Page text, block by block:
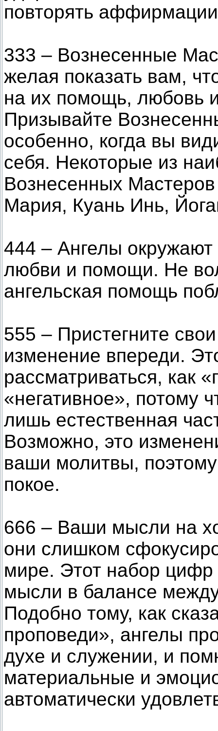
повторять
333 – Вознесенные
желая показать вам,
на их помощь, любовь
Призывайте
особенно, когда вы
себя. Некоторые из
Вознесенных
Мария, Куань Инь,
444 – Ангелы окружают
любви и помощи. Не
ангельская помощь
555 – Пристегните
изменение впереди.
рассматриваться, как
«негативное», потому
лишь естественная
Возможно, это
ваши молитвы,
покое.
666 – Ваши мысли на
они слишком
мире. Этот набор цифр
мысли в балансе
Подобно тому, как
проповеди», ангелы
духе и служении, и
материальные и
автоматически